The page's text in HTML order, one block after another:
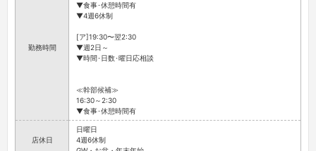
勤務時間
▼食事･休憩時間有
▼4週6休制
[ア]19:30〜翌2:30
▼週2日～
▼時間･日数･曜日応相談
≪幹部候補≫
16:30～2:30
▼食事･休憩時間有
店休日
日曜日
4週6休制